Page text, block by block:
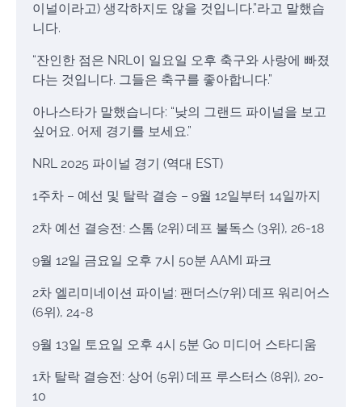
이널이라고) 생각하지도 않을 것입니다.”라고 말했습
니다.
“잔인한 점은 NRL이 일요일 오후 축구와 사랑에 빠졌
다는 것입니다. 그들은 축구를 좋아합니다.”
아나스타가 말했습니다: “낮의 그랜드 파이널을 보고
싶어요. 어제 경기를 보세요.”
NRL 2025 파이널 경기 (역대 EST)
1주차 – 예선 및 탈락 결승 – 9월 12일부터 14일까지
2차 예선 결승전: 스톰 (2위) 데프 불독스 (3위), 26-18
9월 12일 금요일 오후 7시 50분 AAMI 파크
2차 엘리미네이션 파이널: 팬더스(7위) 데프 워리어스
(6위), 24-8
9월 13일 토요일 오후 4시 5분 Go 미디어 스타디움
1차 탈락 결승전: 상어 (5위) 데프 루스터스 (8위), 20-
10